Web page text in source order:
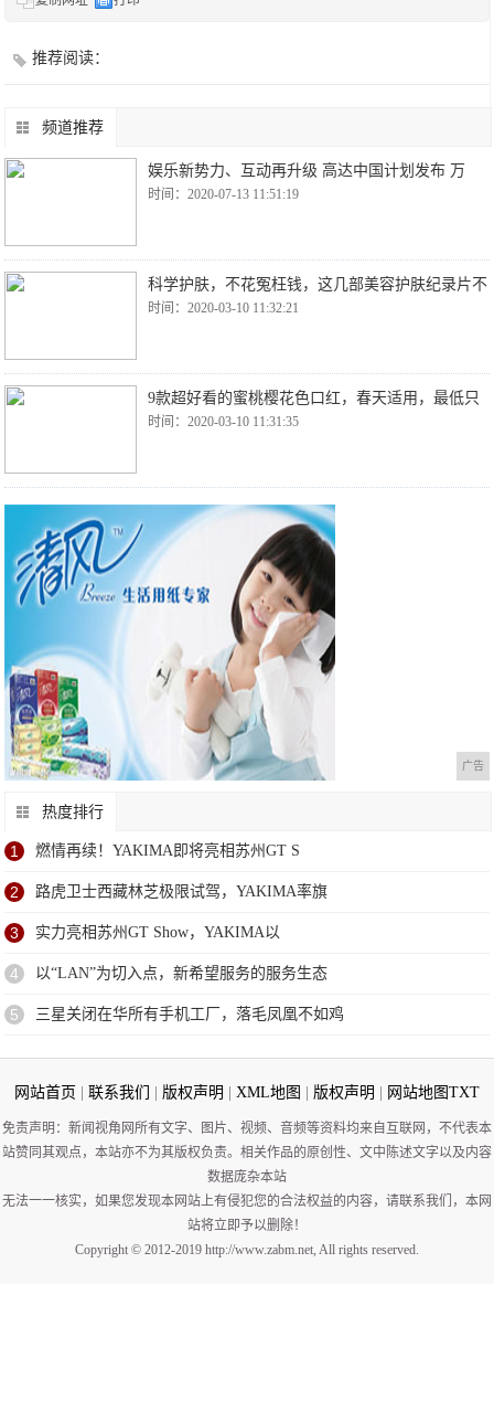
推荐阅读：
频道推荐
娱乐新势力、互动再升级 高达中国计划发布 万
时间：2020-07-13 11:51:19
科学护肤，不花冤枉钱，这几部美容护肤纪录片不
时间：2020-03-10 11:32:21
9款超好看的蜜桃樱花色口红，春天适用，最低只
时间：2020-03-10 11:31:35
广告
热度排行
1 燃情再续！YAKIMA即将亮相苏州GT S
2 路虎卫士西藏林芝极限试驾，YAKIMA率旗
3 实力亮相苏州GT Show，YAKIMA以
4 以“LAN”为切入点，新希望服务的服务生态
5 三星关闭在华所有手机工厂，落毛凤凰不如鸡
网站首页 联系我们 版权声明 XML地图 版权声明 网站地图TXT
免责声明：新闻视角网所有文字、图片、视频、音频等资料均来自互联网，不代表本
站赞同其观点，本站亦不为其版权负责。相关作品的原创性、文中陈述文字以及内容
数据庞杂本站
无法一一核实，如果您发现本网站上有侵犯您的合法权益的内容，请联系我们，本网
站将立即予以删除！
Copyright © 2012-2019 http://www.zabm.net, All rights reserved.